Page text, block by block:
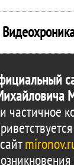
частичное
сайт